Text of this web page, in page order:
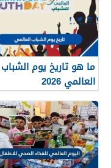
ما هو تاريخ يوم الشباب
العالمي 2026